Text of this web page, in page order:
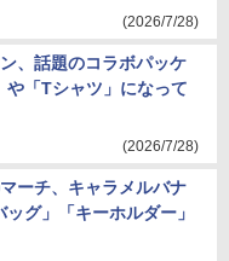
(2026/7/28)
、話題のコラボパッケ
や「Tシャツ」になって
(2026/7/28)
ーチ、キャラメルバナ
グ」「キーホルダー」